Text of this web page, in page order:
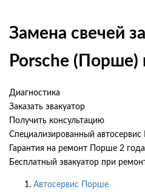
Замена свечей
Porsche (Порше)
Диагностика
Заказать эвакуатор
Получить консультацию
Специализированный автосервис
Гарантия на ремонт Порше 2 года
Бесплатный эвакуатор при
Автосервис Порше